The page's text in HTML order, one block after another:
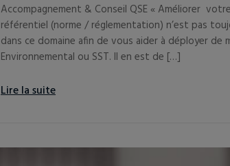
Accompagnement & Conseil QSE « Améliorer
référentiel (norme / réglementation) n’est pas
dans ce domaine afin de vous aider à déployer de
Environnemental ou SST. Il en est de […]
Lire la suite